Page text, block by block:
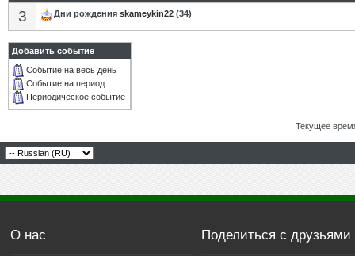
3 Дни рождения skameykin22 (34)
Добавить событие
Событие на весь день
Событие на период
Периодическое событие
Текущее
О нас Поделиться с друзьями